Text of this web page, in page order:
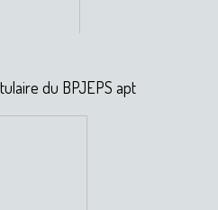
du BPJEPS apt